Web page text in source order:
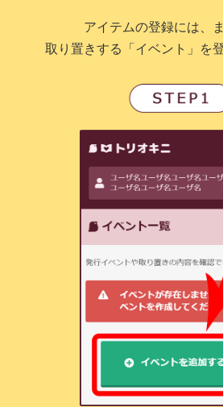
アイテムの登録には、
取り置きする「イベント」を